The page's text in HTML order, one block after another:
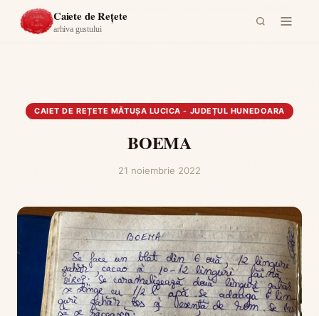
Caiete de Rețete
arhiva gustului
Acasă ›
CAIET DE REȚETE MĂTUȘA LUCICA - JUDEȚUL HUNEDOARA
BOEMA
21 noiembrie 2022